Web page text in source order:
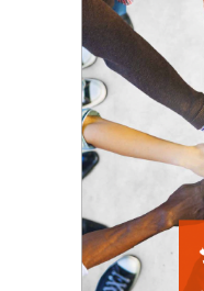
18 septembre
FEUILLETER